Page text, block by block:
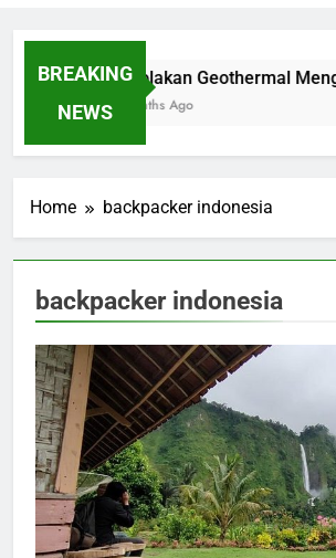
BREAKING
NEWS
Penolakan Geothermal
4 Months Ago
Home backpacker indonesia
backpacker indonesia